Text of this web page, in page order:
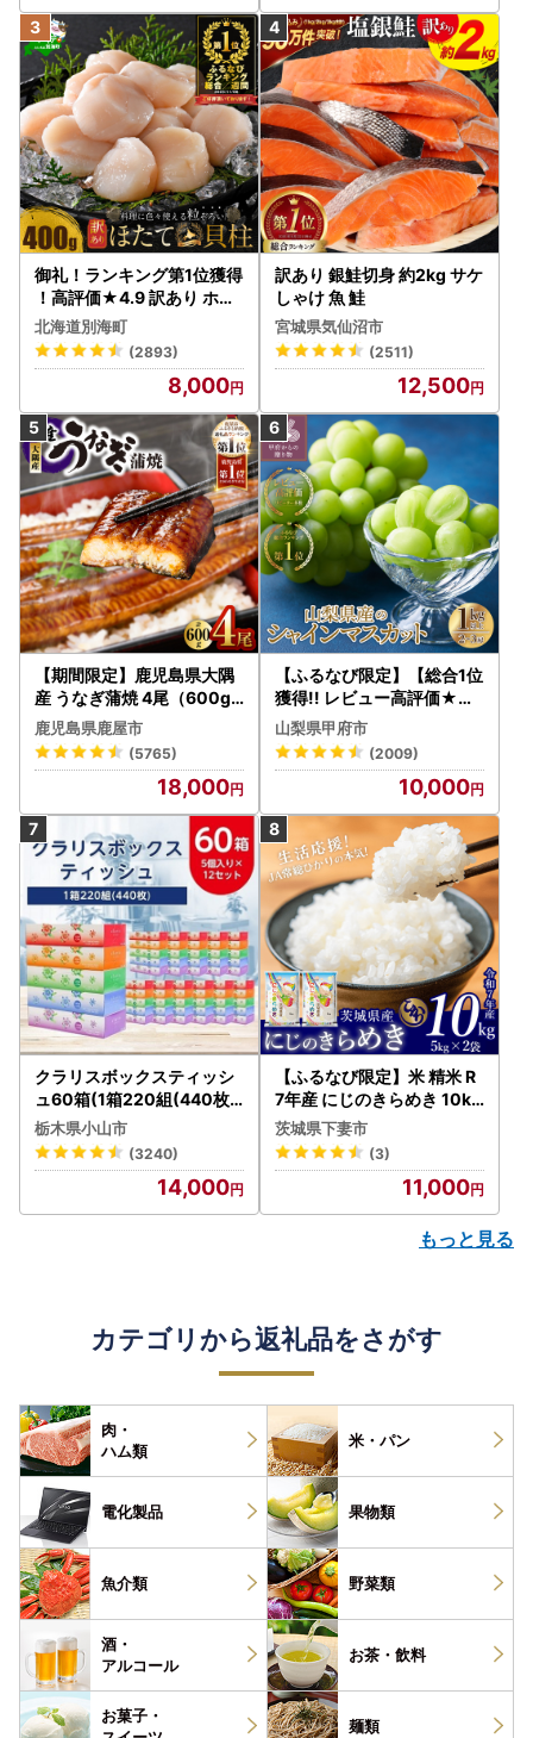
御礼！ランキング第1位獲得
！高評価★4.9 訳あり ホタ
テ 400g（ほたて 帆立 貝柱
冷凍 ）
北海道別海町
(2893)
8,000
訳あり 銀鮭切身 約2kg サケ
しゃけ 魚 鮭
宮城県気仙沼市
(2511)
12,500
【期間限定】鹿児島県大隅
産 うなぎ蒲焼 4尾（600g
） KN007-004-04-cp18
うなぎ 鰻 魚 惣菜 総菜
鹿児島県鹿屋市
(5765)
18,000
【ふるなび限定】【総合1位
獲得!! レビュー高評価★】
〈2026年度配送分〉山梨
県産 シャインマスカット 2
～3房（1.0kg以上）シャイ
ン フルーツ FN-Limited-S
P
山梨県甲府市
(2009)
10,000
クラリスボックスティッシ
ュ60箱(1箱220組(440枚))
(5個入り×12セット)【配送
不可地域：離島・沖縄県】
【1256759】
栃木県小山市
(3240)
14,000
【ふるなび限定】米 精米 R
7年産 にじのきらめき 10kg
10月 FN-Limited-PR
茨城県下妻市
(3)
11,000
もっと見る
カテゴリから返礼品をさがす
肉・
ハム類
米・パン
電化製品 果物類
魚介類 野菜類
酒・
アルコール
お茶・ 飲料
お菓子・
麺類